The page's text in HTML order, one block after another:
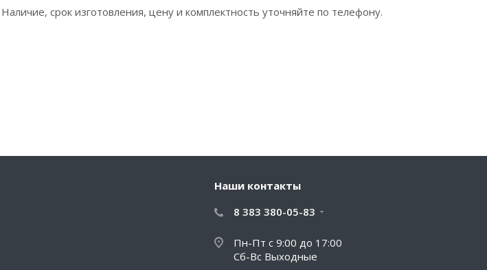
срок изготовления, цену и комплектность уточняйте по телефону.
Наши контакты
8 383 380-05-83
Пн-Пт с 9:00 до 17:00
Сб-Вс Выходные